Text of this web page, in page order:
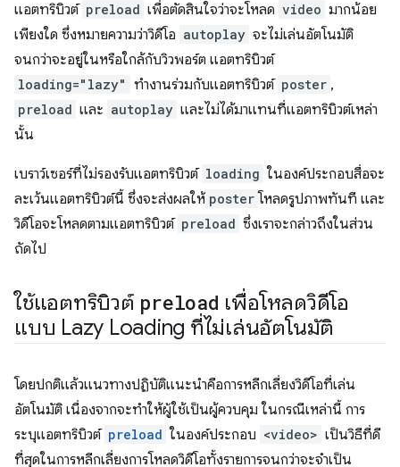
แอตทริบิวต์ preload เพื่อตัดสินใจว่าจะโหลด video มากน้อย
เพียงใด ซึ่งหมายความว่าวิดีโอ autoplay จะไม่เล่นอัตโนมัติ
จนกว่าจะอยู่ในหรือใกล้กับวิวพอร์ต แอตทริบิวต์
loading="lazy" ทำงานร่วมกับแอตทริบิวต์ poster ,
preload และ autoplay และไม่ได้มาแทนที่แอตทริบิวต์เหล่า
นั้น
เบราว์เซอร์ที่ไม่รองรับแอตทริบิวต์ loading ในองค์ประกอบสื่อจะ
ละเว้นแอตทริบิวต์นี้ ซึ่งจะส่งผลให้ poster โหลดรูปภาพทันที และ
วิดีโอจะโหลดตามแอตทริบิวต์ preload ซึ่งเราจะกล่าวถึงในส่วน
ถัดไป
ใช้แอตทริบิวต์ preload เพื่อโหลดวิดีโอ
แบบ Lazy Loading ที่ไม่เล่นอัตโนมัติ
โดยปกติแล้วแนวทางปฏิบัติแนะนำคือการหลีกเลี่ยงวิดีโอที่เล่น
อัตโนมัติ เนื่องจากจะทำให้ผู้ใช้เป็นผู้ควบคุม ในกรณีเหล่านี้ การ
ระบุแอตทริบิวต์ preload ในองค์ประกอบ <video> เป็นวิธีที่ดี
ที่สุดในการหลีกเลี่ยงการโหลดวิดีโอทั้งรายการจนกว่าจะจำเป็น